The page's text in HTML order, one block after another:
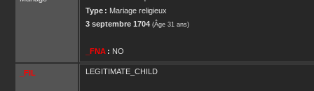
Type : Mariage religieux
3 septembre 1704 (Âge 31 ans)
_FNA : NO
_FIL LEGITIMATE_CHILD